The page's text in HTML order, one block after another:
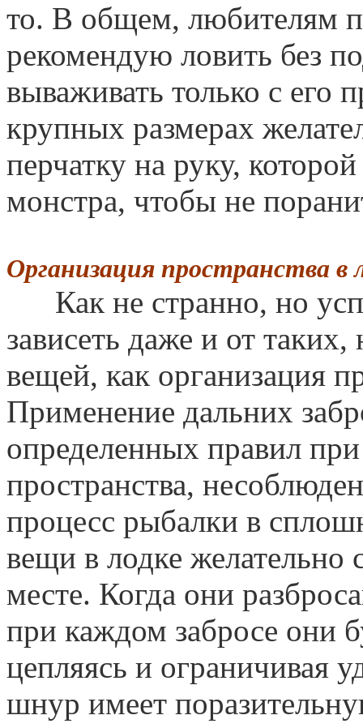
то. В общем, любителям
рекомендую ловить без
вываживать только с
крупных размерах
перчатку на руку,
монстра, чтобы не
Организация пространства в
Как не странно, но
зависеть даже и от
вещей, как организация
Применение дальних
определенных правил
пространства,
процесс рыбалки в
вещи в лодке желательно
месте. Когда они
при каждом забросе они
цепляясь и ограничивая
шнур имеет